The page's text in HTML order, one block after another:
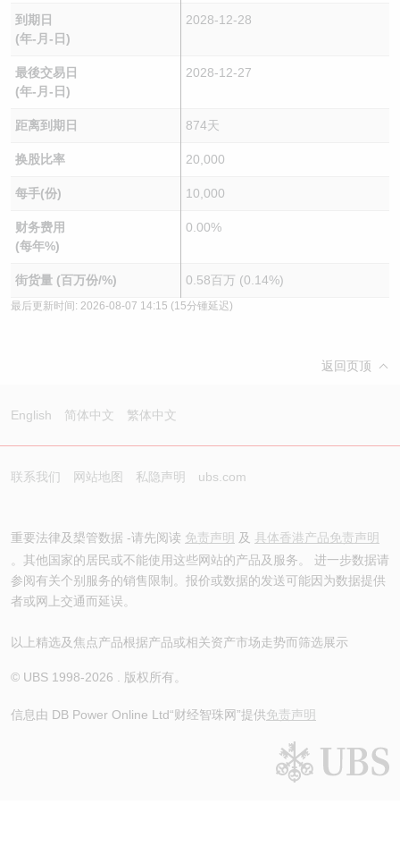
到期日
(年-月-日)
2028-12-28
最後交易日
(年-月-日)
2028-12-27
距离到期日 874天
换股比率 20,000
每手(份) 10,000
财务费用
(每年%)
0.00%
街货量 (百万份/%) 0.58百万 (0.14%)
最后更新时间: 2026-08-07 14:15 (15分锺延迟)
返回页顶
English 简体中文 繁体中文
联系我们 网站地图 私隐声明 ubs.com
重要法律及槼管数据 -请先阅读 免责声明 及 具体香港产品免责声明
。其他国家的居民或不能使用这些网站的产品及服务。 进一步数据请
参阅有关个别服务的销售限制。报价或数据的发送可能因为数据提供
者或网上交通而延误。
以上精选及焦点产品根据产品或相关资产市场走势而筛选展示
© UBS 1998-2026 . 版权所有。
信息由 DB Power Online Ltd“财经智珠网”提供免责声明